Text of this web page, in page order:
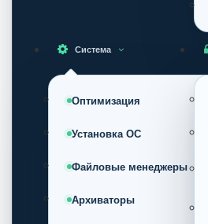
Система
Оптимизация
Установка ОС
Файловые менеджеры
Архиваторы